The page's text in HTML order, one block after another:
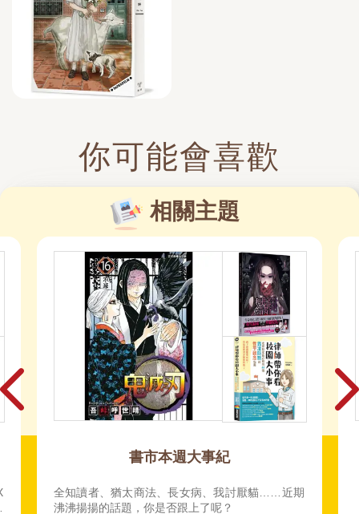
你可能會喜歡
相關主題
如果只買一本小說就要看這本